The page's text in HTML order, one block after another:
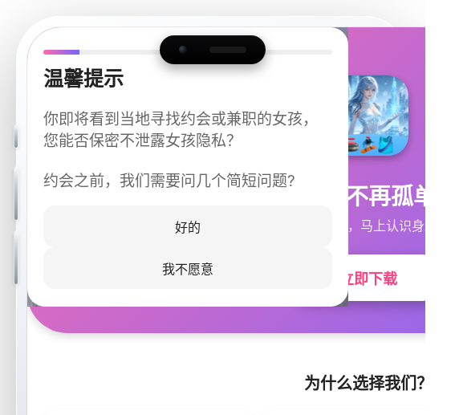
温馨提示
你即将看到当地寻找约会或兼职的女孩，
您能否保密不泄露女孩隐私？
约会之前，我们需要问几个简短问题?
好的
我不愿意
今晚不再孤单
同城快速匹配，马上认识身边的TA
立即下载
为什么选择我们？